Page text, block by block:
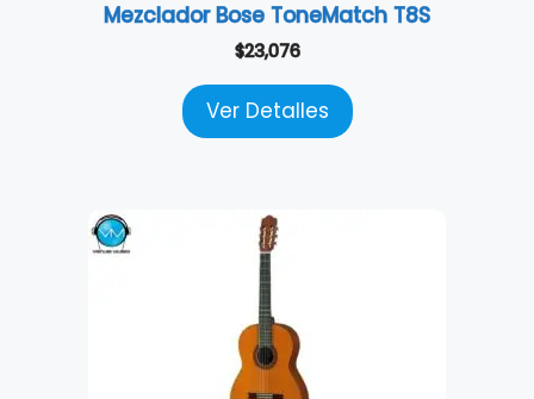
Mezclador Bose ToneMatch T8S
$23,076
Ver Detalles